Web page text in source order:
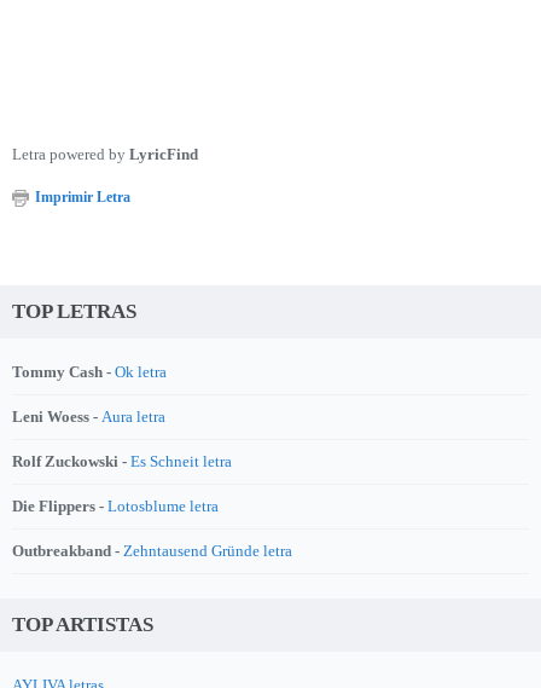
Letra powered by LyricFind
Imprimir Letra
TOP LETRAS
Tommy Cash - Ok letra
Leni Woess - Aura letra
Rolf Zuckowski - Es Schneit letra
Die Flippers - Lotosblume letra
Outbreakband - Zehntausend Gründe letra
TOP ARTISTAS